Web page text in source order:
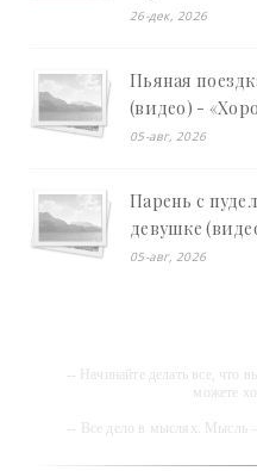
26-дек, 2026
Пьяная
(видео) -
05-авг, 2026
Парень с
девушке
05-авг, 2026
-- Начинайте делать все, что
можете
-- Все дело в мыслях. Мысль